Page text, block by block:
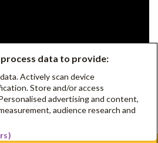
data to provide:
Actively scan device
Store and/or access
advertising and content,
audience research and